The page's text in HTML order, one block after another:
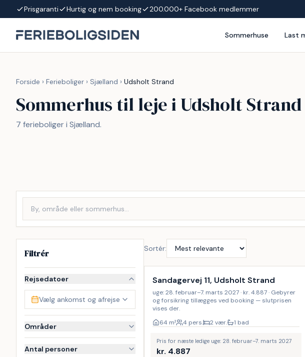
Spring til indhold
Prisgaranti Hurtig og nem booking 200.000+ Facebook medlemmer
Sommerhuse Last
Forside › Ferieboliger › Sjælland › Udsholt Strand
Sommerhus til leje i Udsholt Strand
7 ferieboliger i Sjælland.
Filtrér
Rejsedatoer
Vælg ankomst og afrejse
Områder
Antal personer
Sortér:
Sandagervej 11, Udsholt Strand
uge: 28. februar–7. marts 2027 · kr. 4.887 · Gebyrer
og forsikring tillægges ved booking — slutprisen
vises der.
64 m² 4 pers. 2 vær. 1 bad
Pris for næste ledige uge: 28. februar–7. marts 2027
kr. 4.887